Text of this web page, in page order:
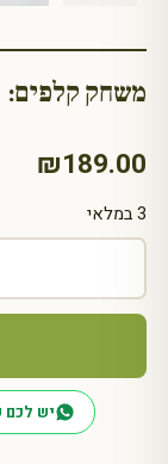
משחק קלפים:
₪189.00
3 במלאי
כמות
משחק
שעה
יש לכם